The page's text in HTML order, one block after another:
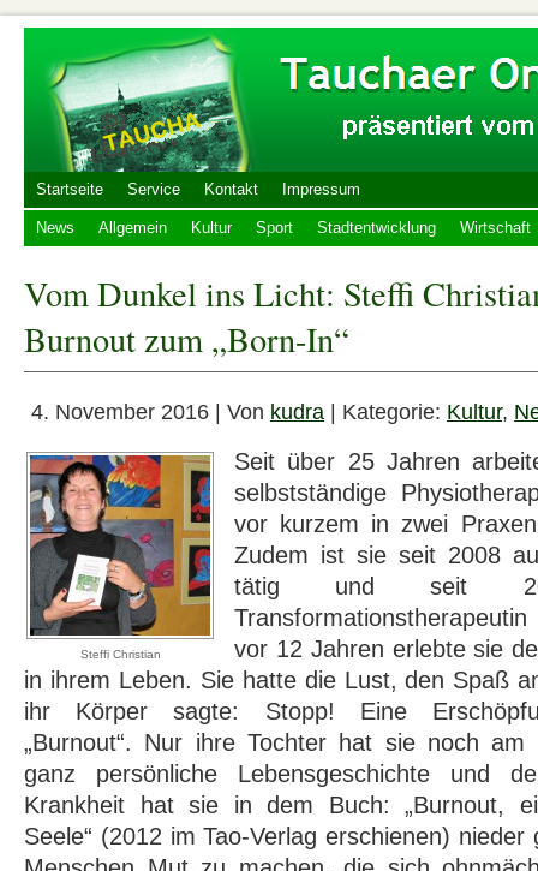
Startseite Service Kontakt Impressum
News Allgemein Kultur Sport Stadtentwicklung Wirtschaft
Vom Dunkel ins Licht: Steffi
Burnout zum „Born-In“
4. November 2016 | Von kudra | Kategorie: Kultur,
Steffi Christian
Seit über 25 Jahren
selbstständige
vor kurzem in zwei
Zudem ist sie seit 2008
tätig und seit
vor 12 Jahren erlebte sie
in ihrem Leben. Sie hatte die Lust, den Spaß
ihr Körper sagte: Stopp! Eine
„Burnout“. Nur ihre Tochter hat sie noch am
ganz persönliche Lebensgeschichte und
Krankheit hat sie in dem Buch: „Burnout,
Seele“ (2012 im Tao-Verlag erschienen)